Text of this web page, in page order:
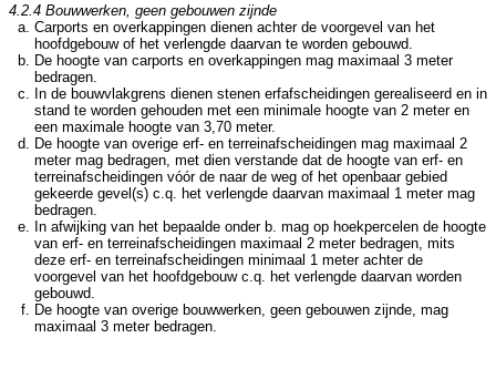
4.2.4 Bouwwerken, geen gebouwen zijnde
Carports en overkappingen dienen achter de voorgevel van het
hoofdgebouw of het verlengde daarvan te worden gebouwd.
De hoogte van carports en overkappingen mag maximaal 3 meter
bedragen.
In de bouwvlakgrens dienen stenen erfafscheidingen gerealiseerd en in
stand te worden gehouden met een minimale hoogte van 2 meter en
een maximale hoogte van 3,70 meter.
De hoogte van overige erf- en terreinafscheidingen mag maximaal 2
meter mag bedragen, met dien verstande dat de hoogte van erf- en
terreinafscheidingen vóór de naar de weg of het openbaar gebied
gekeerde gevel(s) c.q. het verlengde daarvan maximaal 1 meter mag
bedragen.
In afwijking van het bepaalde onder b. mag op hoekpercelen de hoogte
van erf- en terreinafscheidingen maximaal 2 meter bedragen, mits
deze erf- en terreinafscheidingen minimaal 1 meter achter de
voorgevel van het hoofdgebouw c.q. het verlengde daarvan worden
gebouwd.
De hoogte van overige bouwwerken, geen gebouwen zijnde, mag
maximaal 3 meter bedragen.